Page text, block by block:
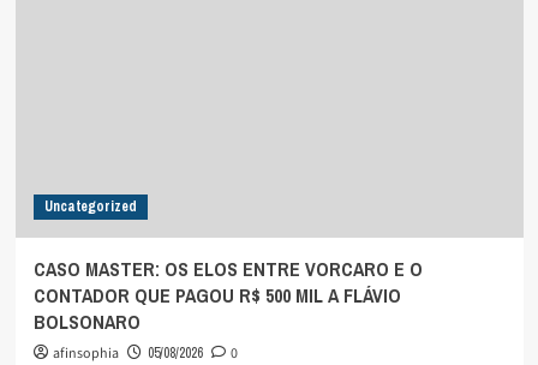
Uncategorized
CASO MASTER: OS ELOS ENTRE VORCARO E O
CONTADOR QUE PAGOU R$ 500 MIL A FLÁVIO
BOLSONARO
afinsophia 05/08/2026 0